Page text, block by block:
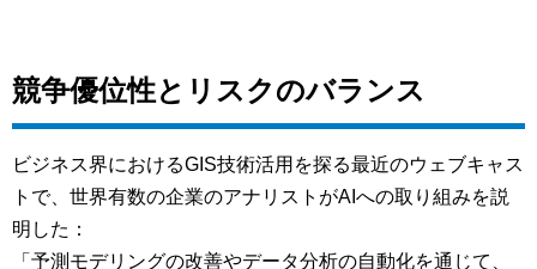
競争優位性とリスクのバランス
ビジネス界におけるGIS技術活用を探る最近のウェブキャス
トで、世界有数の企業のアナリストがAIへの取り組みを説
明した：
「予測モデリングの改善やデータ分析の自動化を通じて、